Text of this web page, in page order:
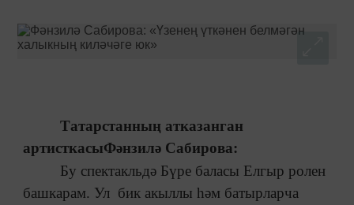
Татарстанның атказанган
артисткасыФәнзилә Сабирова:
Бу спектакльдә Бүре баласы Елгыр ролен
башкарам. Ул бик акыллы һәм батырларча